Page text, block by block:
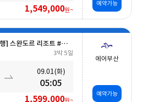
1,549,000원~
예약가능
[나트랑 안심 자유여행] 스완도르 리조트 #올인크루시브+오션뷰+미니바 5일
3박 5일
09.01(화)
05:05
1,599,000원~
에어부산
예약가능